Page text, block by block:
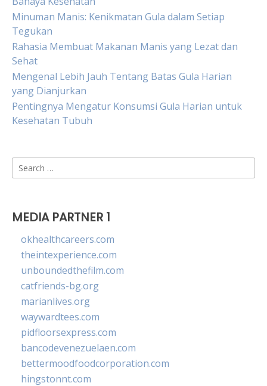
Minuman Manis: Kenikmatan Gula dalam Setiap
Tegukan
Rahasia Membuat Makanan Manis yang Lezat dan
Sehat
Mengenal Lebih Jauh Tentang Batas Gula Harian
yang Dianjurkan
Pentingnya Mengatur Konsumsi Gula Harian untuk
Kesehatan Tubuh
Search
for:
MEDIA PARTNER 1
okhealthcareers.com
theintexperience.com
unboundedthefilm.com
catfriends-bg.org
marianlives.org
waywardtees.com
pidfloorsexpress.com
bancodevenezuelaen.com
bettermoodfoodcorporation.com
hingstonnt.com